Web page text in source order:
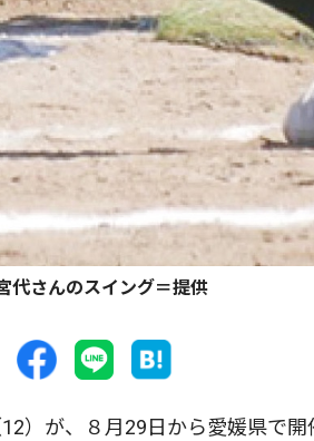
代さんのスイング＝提供
が、８月29日から愛媛県で開